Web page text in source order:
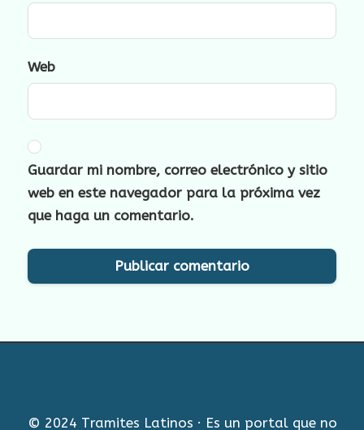
Web
Guardar mi nombre, correo electrónico y sitio
web en este navegador para la próxima vez
que haga un comentario.
© 2024 Tramites Latinos · Es un portal que no